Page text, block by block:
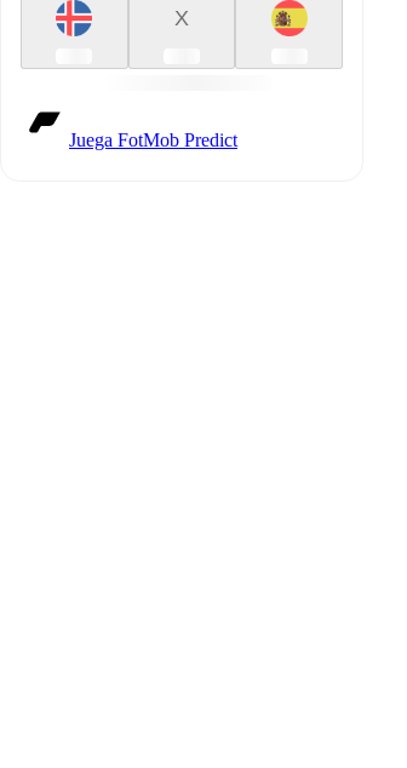
X
Juega FotMob Predict